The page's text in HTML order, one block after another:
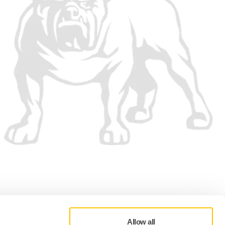
Allow all